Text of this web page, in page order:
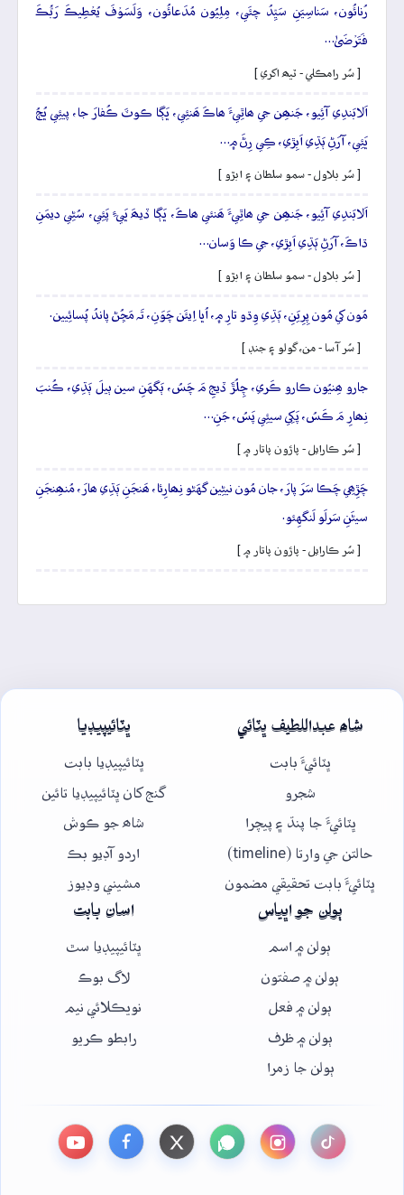
رُنائُون، سَناسِيَنِ سَيِّدُ چئَي، مِلِيُون مُدَعائُون، وَلَسَوۡفَ يُعۡطِيڪَ رَبُّڪَ
فَتَرۡضَىٰ…
[ سُر رامڪلي - ٽيھ اکري ]
اَلابَندِي آئِيو، جَنھِن جي ھاٿِيءَ ھاڪَ ھَنئِي، ڀَڳا ڪوٽَ ڪُفارَ جا، پيئِي ڀُڄُ
ڀَئِي، آرَڻِ ٻَڌِي اَبِڙي، ڪِي رِڻَ ۾…
[ سُر بلاول - سمو سلطان ۽ ابڙو ]
اَلابَندِي آئِيو، جَنھِن جي ھاٿِيءَ ھَنئي ھاڪَ، ڀَڳا ڏيھَ ڀَيءِ پَئِي، سُڻِي ديمَنِ
ڌاڪَ، آرَڻِ ٻَڌِي اَبِڙي، جي ڪا وَسان…
[ سُر بلاول - سمو سلطان ۽ ابڙو ]
مُون کي مُون پِرِيَنِ، ٻَڌِي وِڌو تارِ ۾، اُڀا اِيئَن چَوَنِ، تَہ مَڇُڻ پاندُ پُسائِيين.
[ سُر آسا - من، گولو ۽ جنڊ ]
جارو ھِنيُون ڪارو ڪَري، چِلُڙَ ڏيجِ مَ چَسُ، ٻَگهَنِ سين ٻيلَ ٻَڌِي، ڪُنبَ
نِھارِ مَ ڪَسُ، پَکِي سيئِي پَسُ، جَنِ…
[ سُر ڪارايل - پاڙون پاتار ۾ ]
چَڙِھِي چَڪا سَرَ پارَ، جان مُون نيڻِين گهَڻو نِھارِئا، ھَنجَنِ ٻَڌِي ھارَ، مُنھِنجَنِ
سيڻَنِ سَرلَو لَنگهِئو.
[ سُر ڪارايل - پاڙون پاتار ۾ ]
شاھ عبداللطيف ڀٽائي
ڀٽائيءَ بابت
شجرو
ڀٽائيءَ جا پنڌ ۽ پيچرا
حالتن جي وارتا (timeline)
ڀٽائيءَ بابت تحقيقي مضمون
ڀٽائيپيڊيا
ڀٽائيپيڊيا بابت
گنج کان ڀٽائيپيڊيا تائين
شاھ جو ڪوش
اردو آڊيو بڪ
مشيني وڊيوز
ٻولن جو اڀياس
ٻولن ۾ اسم
ٻولن ۾ صفتون
ٻولن ۾ فعل
ٻولن ۾ ظرف
ٻولن جا زمرا
اسان بابت
ڀٽائيپيڊيا سٿ
لاگ بوڪ
نويڪلائي نيم
رابطو ڪريو